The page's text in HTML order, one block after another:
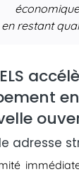
restant
adresse